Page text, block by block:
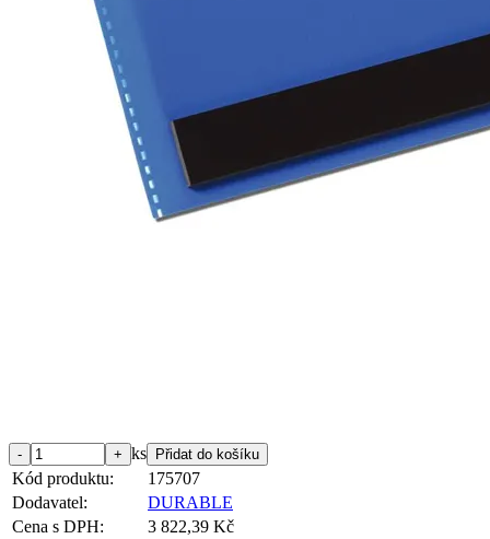
ks
Kód produktu:
175707
Dodavatel:
DURABLE
Cena s DPH:
3 822,39 Kč